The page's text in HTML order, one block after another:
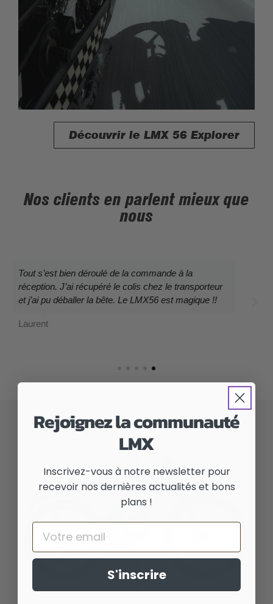
Découvrir le LMX 56 Explorer
Nos clients en parlent mieux que
nous
Agréable expérience sur le VTTLMX 56. Un vrai plus
en termes de sensation, de puissance, d'accélération
et de confort. Un accueil chaleureux et une
Rejoignez la communauté
LMX
Inscrivez-vous à notre newsletter pour
recevoir nos dernières actualités et bons
plans !
Email
S'inscrire